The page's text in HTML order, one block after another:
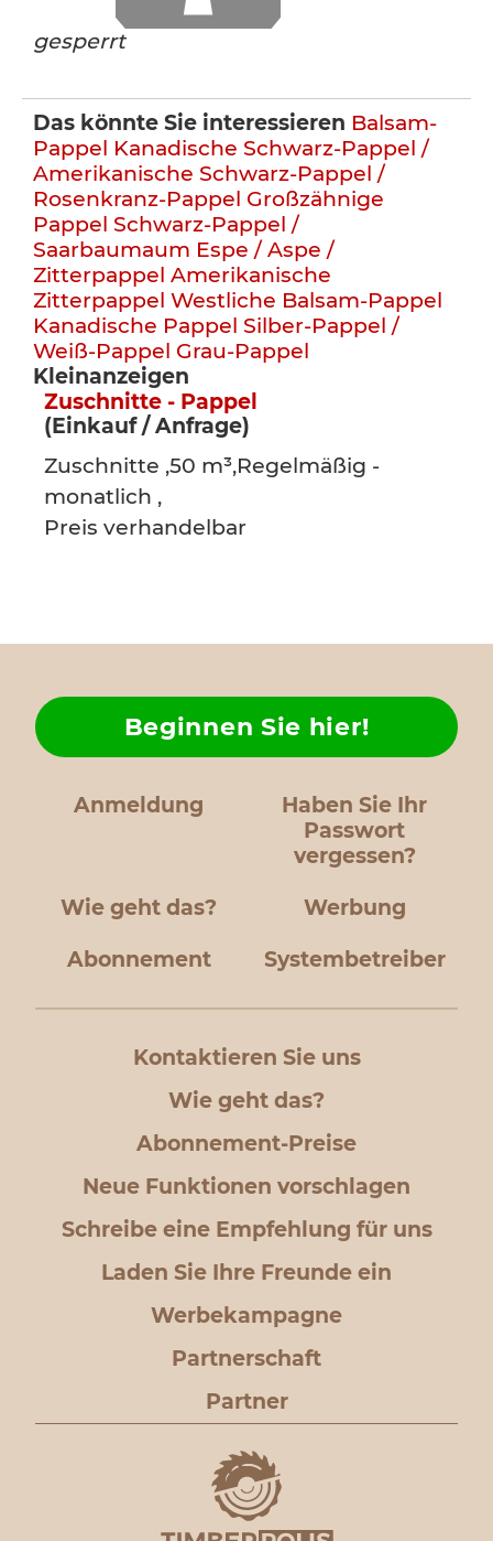
gesperrt
Das könnte Sie interessieren Balsam-
Pappel Kanadische Schwarz-Pappel /
Amerikanische Schwarz-Pappel /
Rosenkranz-Pappel Großzähnige
Pappel Schwarz-Pappel /
Saarbaumaum Espe / Aspe /
Zitterpappel Amerikanische
Zitterpappel Westliche Balsam-Pappel
Kanadische Pappel Silber-Pappel /
Weiß-Pappel Grau-Pappel
Kleinanzeigen
Zuschnitte - Pappel
(Einkauf / Anfrage)
Zuschnitte ,50 m³,Regelmäßig -
monatlich ,
Preis verhandelbar
Anmeldung
Haben Sie Ihr
Passwort
vergessen?
Wie geht das?
Beginnen Sie hier!
Werbung
Abonnement Systembetreiber
Kontaktieren Sie uns
Wie geht das?
Abonnement-Preise
Neue Funktionen vorschlagen
Schreibe eine Empfehlung für uns
Laden Sie Ihre Freunde ein
Werbekampagne
Partnerschaft
Partner